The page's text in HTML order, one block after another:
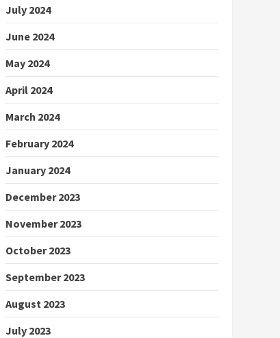
July 2024
June 2024
May 2024
April 2024
March 2024
February 2024
January 2024
December 2023
November 2023
October 2023
September 2023
August 2023
July 2023